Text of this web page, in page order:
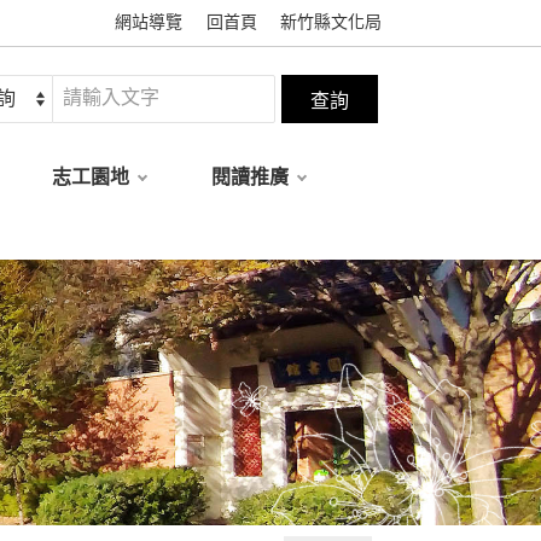
網站導覽 回首頁 新竹縣文化局
志工園地 閱讀推廣